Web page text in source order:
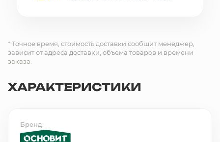
* Точное время, стоимость доставки сообщит менеджер,
зависит от адреса доставки, объема товаров и времени
заказа.
ХАРАКТЕРИСТИКИ
Бренд